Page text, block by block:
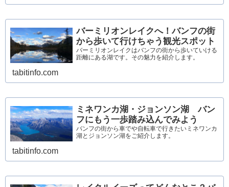
バーミリオンレイクへ！バンフの街
から歩いて行けちゃう観光スポット
バーミリオンレイクはバンフの街から歩いていける
距離にある湖です。その魅力を紹介します。
tabitinfo.com
ミネワンカ湖・ジョンソン湖 バン
フにもう一歩踏み込んでみよう
バンフの街から車でや自転車で行きたいミネワンカ
湖とジョンソン湖をご紹介します。
tabitinfo.com